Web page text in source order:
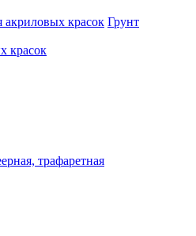
акриловых красок Грунт
красок
трафаретная